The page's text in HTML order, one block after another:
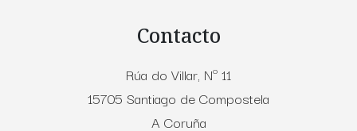
Contacto
Rúa do Villar, Nº 11
15705 Santiago de Compostela
A Coruña